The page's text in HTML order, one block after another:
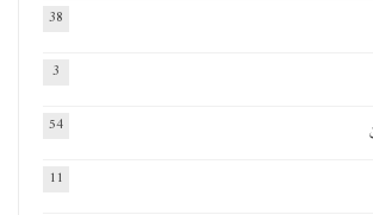
38
3
54
11